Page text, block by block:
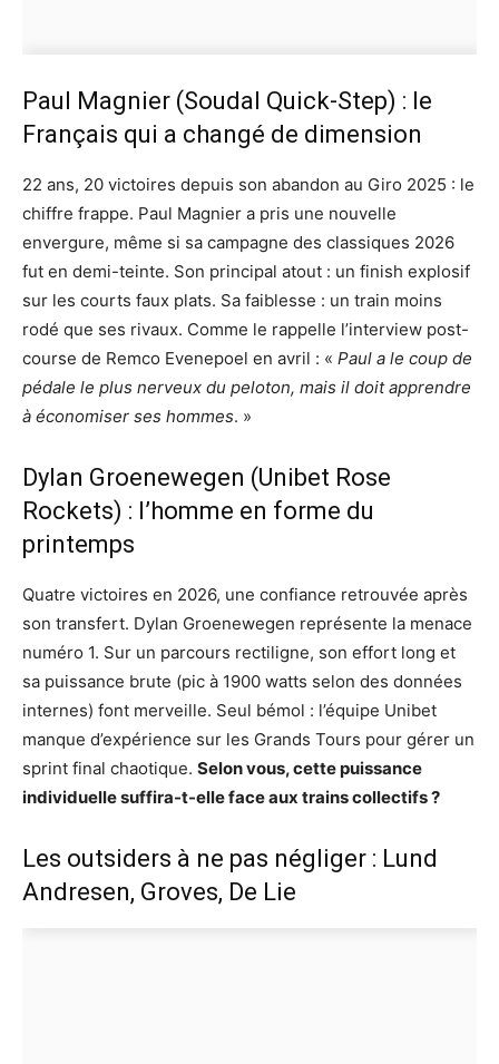
Paul Magnier (Soudal Quick-Step) : le
Français qui a changé de dimension
22 ans, 20 victoires depuis son abandon au Giro 2025 : le
chiffre frappe. Paul Magnier a pris une nouvelle
envergure, même si sa campagne des classiques 2026
fut en demi-teinte. Son principal atout : un finish explosif
sur les courts faux plats. Sa faiblesse : un train moins
rodé que ses rivaux. Comme le rappelle l’interview post-
course de Remco Evenepoel en avril : « Paul a le coup de
pédale le plus nerveux du peloton, mais il doit apprendre
à économiser ses hommes. »
Dylan Groenewegen (Unibet Rose
Rockets) : l’homme en forme du
printemps
Quatre victoires en 2026, une confiance retrouvée après
son transfert. Dylan Groenewegen représente la menace
numéro 1. Sur un parcours rectiligne, son effort long et
sa puissance brute (pic à 1900 watts selon des données
internes) font merveille. Seul bémol : l’équipe Unibet
manque d’expérience sur les Grands Tours pour gérer un
sprint final chaotique. Selon vous, cette puissance
individuelle suffira-t-elle face aux trains collectifs ?
Les outsiders à ne pas négliger : Lund
Andresen, Groves, De Lie